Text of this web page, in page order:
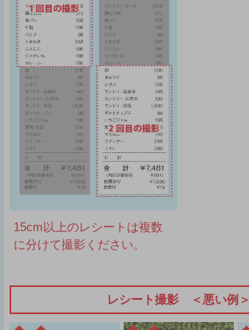
15cm以上のレシートは複数
に分けて撮影ください。
レシート撮影 ＜悪い例＞